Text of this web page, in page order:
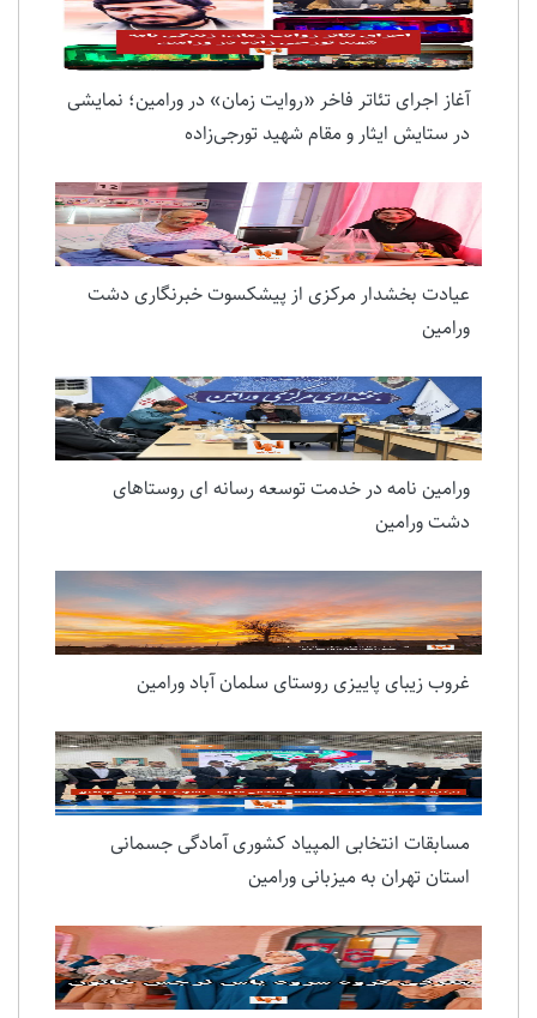
آغاز اجرای تئاتر فاخر «روایت زمان» در ورامین؛ نمایشی
در ستایش ایثار و مقام شهید تورجی‌زاده
عیادت بخشدار مرکزی از پیشکسوت خبرنگاری دشت
ورامین
ورامین نامه در خدمت توسعه رسانه ای روستاهای
دشت ورامین
غروب زیبای پاییزی روستای سلمان آباد ورامین
مسابقات انتخابی المپیاد کشوری آمادگی جسمانی
استان تهران به میزبانی ورامین